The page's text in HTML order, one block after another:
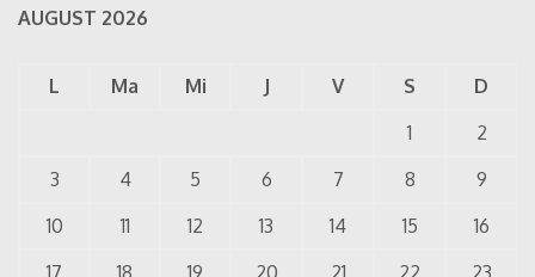
AUGUST 2026
L Ma Mi J V S
D
1
2
3
4 5 6 7 8
9
10
11 12 13 14 15
16